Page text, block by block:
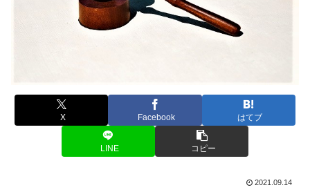
X Facebook はてブ
LINE コピー
2021.09.14